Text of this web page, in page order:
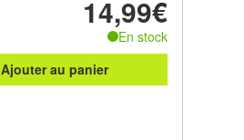
14,99€
En stock
Ajouter au panier